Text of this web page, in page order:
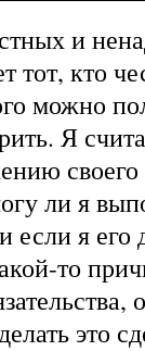
и
тот, кто
можно
Я
ли я
если я его
то
это